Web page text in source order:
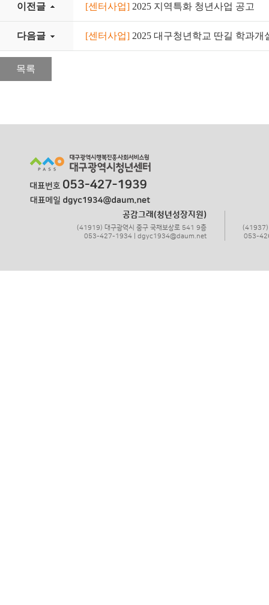
이전글 [센터사업] 2025 지역특화 청년사업 공고
다음글 [센터사업] 2025 대구청년학교 딴길 학과개
목록
공감그래(청년성장지원)
(41919) 대구광역시 중구 국채보상로 541 9층
053-427-1934 | dgyc1934@daum.net
(41937)
053-